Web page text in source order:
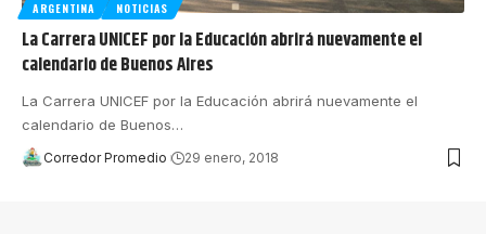
ARGENTINA NOTICIAS
La Carrera UNICEF por la Educación abrirá nuevamente el
calendario de Buenos Aires
La Carrera UNICEF por la Educación abrirá nuevamente el
calendario de Buenos…
Corredor Promedio 29 enero, 2018